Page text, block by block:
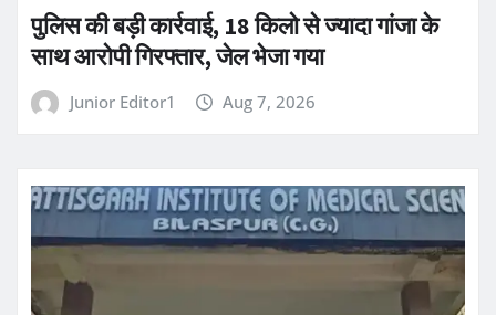
पुलिस की बड़ी कार्रवाई, 18 किलो से ज्यादा गांजा के
साथ आरोपी गिरफ्तार, जेल भेजा गया
Junior Editor1 Aug 7, 2026